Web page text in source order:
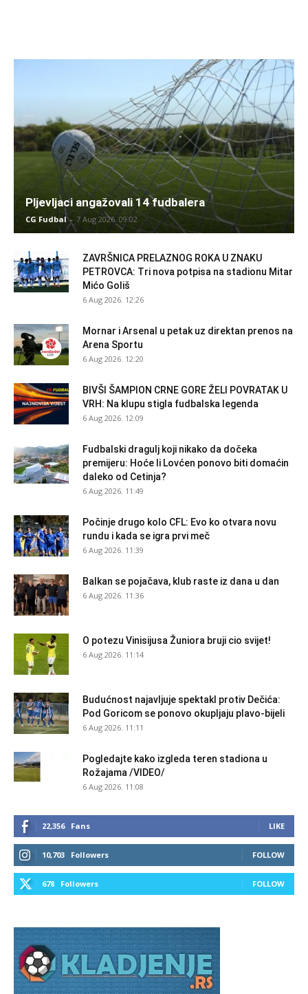
Pljevljaci angažovali 14 fudbalera
CG Fudbal - 7 Aug 2026. 09:02
ZAVRŠNICA PRELAZNOG ROKA U ZNAKU
PETROVCA: Tri nova potpisa na stadionu Mitar
Mićo Goliš
6 Aug 2026. 12:26
Mornar i Arsenal u petak uz direktan prenos na
Arena Sportu
6 Aug 2026. 12:20
BIVŠI ŠAMPION CRNE GORE ŽELI POVRATAK U
VRH: Na klupu stigla fudbalska legenda
6 Aug 2026. 12:09
Fudbalski dragulj koji nikako da dočeka
premijeru: Hoće li Lovćen ponovo biti domaćin
daleko od Cetinja?
6 Aug 2026. 11:49
Počinje drugo kolo CFL: Evo ko otvara novu
rundu i kada se igra prvi meč
6 Aug 2026. 11:39
Balkan se pojačava, klub raste iz dana u dan
6 Aug 2026. 11:36
O potezu Vinisijusa Žuniora bruji cio svijet!
6 Aug 2026. 11:14
Budućnost najavljuje spektakl protiv Dečića:
Pod Goricom se ponovo okupljaju plavo-bijeli
6 Aug 2026. 11:11
Pogledajte kako izgleda teren stadiona u
Rožajama /VIDEO/
6 Aug 2026. 11:08
22,356 Fans LIKE
10,703 Followers FOLLOW
678 Followers FOLLOW